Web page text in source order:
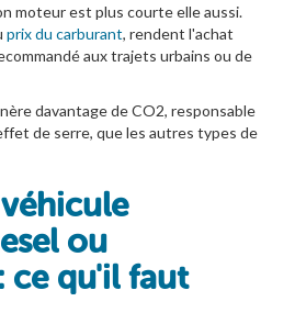
moteur est plus courte elle aussi.
prix du carburant, rendent l'achat
aux trajets urbains ou de
davantage de CO2, responsable
de serre, que les autres types de
ou
ce qu'il faut